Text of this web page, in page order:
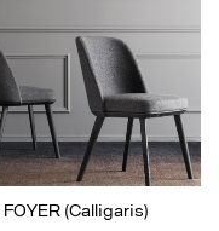
(Calligaris)